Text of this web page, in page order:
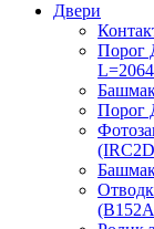
Двери
Порог
Порог